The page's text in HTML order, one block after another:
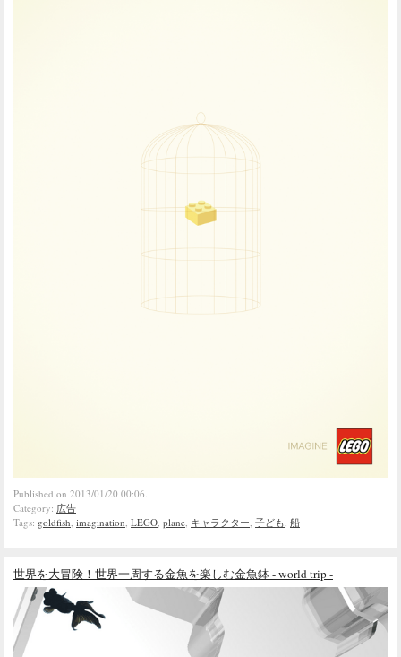
Published on 2013/01/20 00:06.
Category: 広告
Tags: goldfish imagination LEGO plane キャラクター 子ども 船
世界を大冒険！世界一周する金魚を楽しむ金魚鉢 - world trip -